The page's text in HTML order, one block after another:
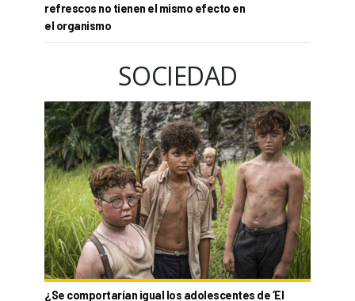
refrescos no tienen el mismo efecto en
el organismo
SOCIEDAD
¿Se comportarían igual los adolescentes de ‘El